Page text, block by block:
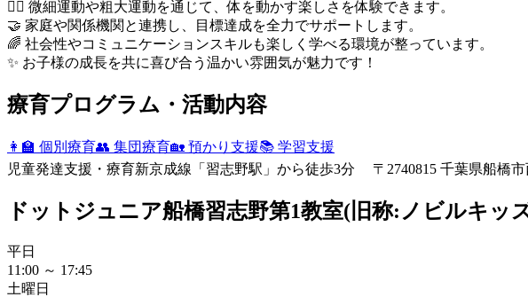
🤸‍♂️ 微細運動や粗大運動を通じて、体を動かす楽しさを体験できます。
🤝 家庭や関係機関と連携し、目標達成を全力でサポートします。
🌈 社会性やコミュニケーションスキルも楽しく学べる環境が整っています。
✨ お子様の成長を共に喜び合う温かい雰囲気が魅力です！
療育プログラム・活動内容
👩‍🏫 個別療育👥 集団療育🏡 預かり支援📚 学習支援
児童発達支援・療育新京成線「習志野駅」から徒歩3分 〒2740815 千葉県船橋市
ドットジュニア船橋習志野第1教室(旧称:ノビルキッ
平日
11:00 ～ 17:45
土曜日